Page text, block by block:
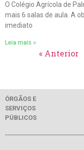
O Colégio Agrícola de
mais 6 salas de aula. A
imediato
Leia mais »
« Anterior
ÓRGÃOS E
SERVIÇOS
PÚBLICOS